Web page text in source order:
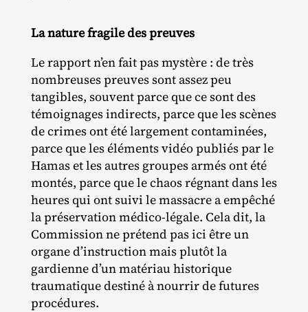
La nature fragile des preuves
Le rapport n’en fait pas mystère : de très
nombreuses preuves sont assez peu
tangibles, souvent parce que ce sont des
témoignages indirects, parce que les scènes
de crimes ont été largement contaminées,
parce que les éléments vidéo publiés par le
Hamas et les autres groupes armés ont été
montés, parce que le chaos régnant dans les
heures qui ont suivi le massacre a empêché
la préservation médico‐​légale. Cela dit, la
Commission ne prétend pas ici être un
organe d’instruction mais plutôt la
gardienne d’un matériau historique
traumatique destiné à nourrir de futures
procédures.